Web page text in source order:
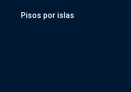
Pisos por islas